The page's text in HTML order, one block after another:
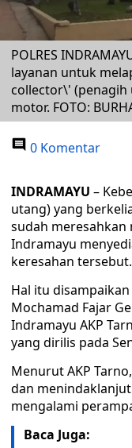
POLRES
layanan untuk
collector\' (penagih
motor. FOTO:
0 Komentar
INDRAMAYU –
utang) yang
sudah meresahkan
Indramayu
keresahan tersebut.
Hal itu
Mochamad Fajar
Indramayu AKP
yang dirilis pada
Menurut AKP
dan
mengalami
Baca Juga: